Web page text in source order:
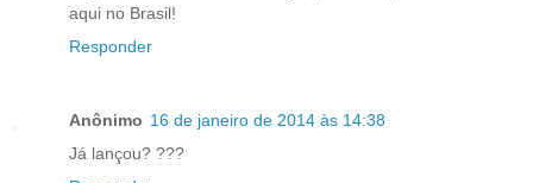
aqui no Brasil!
Responder
Anônimo 16 de janeiro de 2014 às 14:38
Já lançou? ???